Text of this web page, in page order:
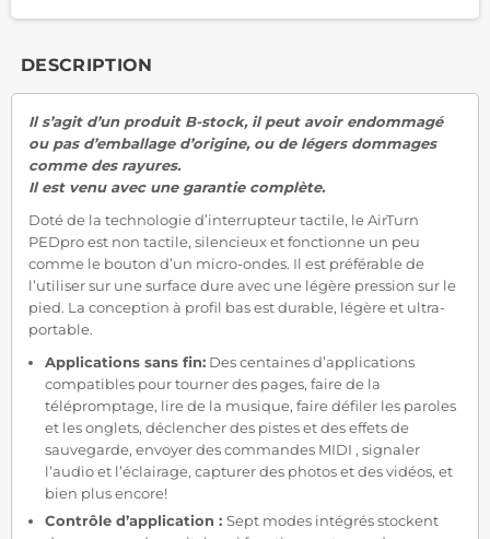
DESCRIPTION
Il s’agit d’un produit B-stock, il peut avoir endommagé
ou pas d’emballage d’origine, ou de légers dommages
comme des rayures.
Il est venu avec une garantie complète.
Doté de la technologie d’interrupteur tactile, le AirTurn
PEDpro est non tactile, silencieux et fonctionne un peu
comme le bouton d’un micro-ondes. Il est préférable de
l’utiliser sur une surface dure avec une légère pression sur le
pied. La conception à profil bas est durable, légère et ultra-
portable.
Applications sans fin: Des centaines d’applications
compatibles pour tourner des pages, faire de la
télépromptage, lire de la musique, faire défiler les paroles
et les onglets, déclencher des pistes et des effets de
sauvegarde, envoyer des commandes MIDI , signaler
l’audio et l’éclairage, capturer des photos et des vidéos, et
bien plus encore!
Contrôle d’application : Sept modes intégrés stockent